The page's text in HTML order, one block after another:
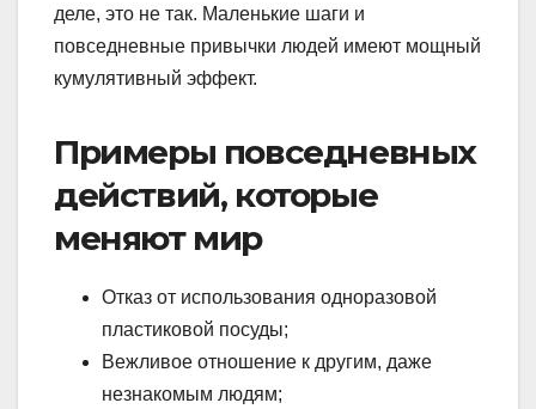
деле, это не так. Маленькие шаги и
повседневные привычки людей имеют мощный
кумулятивный эффект.
Примеры повседневных
действий, которые
меняют мир
Отказ от использования одноразовой
пластиковой посуды;
Вежливое отношение к другим, даже
незнакомым людям;